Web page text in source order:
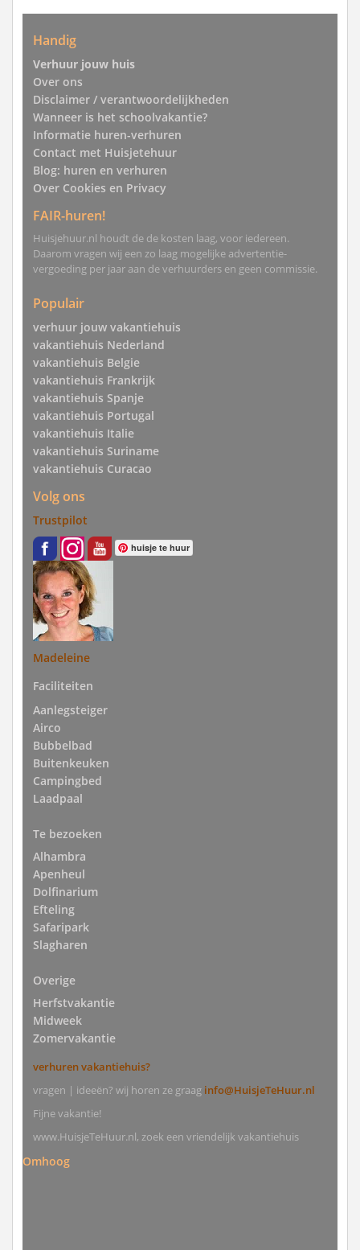
Handig
Verhuur jouw huis
Over ons
Disclaimer / verantwoordelijkheden
Wanneer is het schoolvakantie?
Informatie huren-verhuren
Contact met Huisjetehuur
Blog: huren en verhuren
Over Cookies en Privacy
FAIR-huren!
Huisjehuur.nl houdt de de kosten laag, voor iedereen.
Daarom vragen wij een zo laag mogelijke advertentie-
vergoeding per jaar aan de verhuurders en geen commissie.
Populair
verhuur jouw vakantiehuis
vakantiehuis Nederland
vakantiehuis Belgie
vakantiehuis Frankrijk
vakantiehuis Spanje
vakantiehuis Portugal
vakantiehuis Italie
vakantiehuis Suriname
vakantiehuis Curacao
Volg ons
Trustpilot
huisje te huur
Madeleine
Faciliteiten
Aanlegsteiger
Airco
Bubbelbad
Buitenkeuken
Campingbed
Laadpaal
Te bezoeken
Alhambra
Apenheul
Dolfinarium
Efteling
Safaripark
Slagharen
Overige
Herfstvakantie
Midweek
Zomervakantie
verhuren vakantiehuis?
vragen | ideeën? wij horen ze graag info@HuisjeTeHuur.nl
Fijne vakantie!
www.HuisjeTeHuur.nl, zoek een vriendelijk vakantiehuis
Omhoog